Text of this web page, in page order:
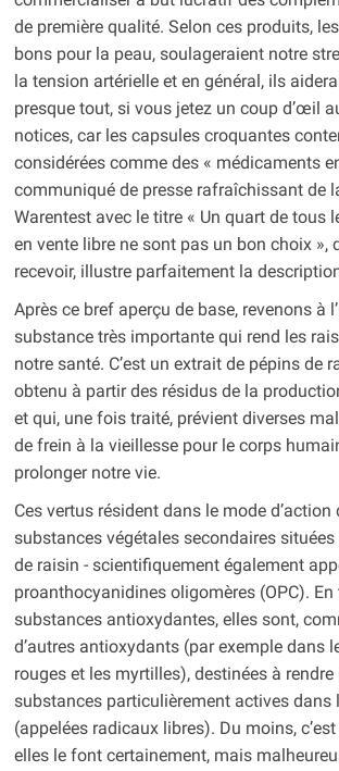
de première qualité. Selon ces produits,
bons pour la peau, soulageraient notre
la tension artérielle et en général, ils
presque tout, si vous jetez un coup d’œil
notices, car les capsules croquantes
considérées comme des « médicaments
communiqué de presse rafraîchissant de
Warentest avec le titre « Un quart de tous
en vente libre ne sont pas un bon choix »,
recevoir, illustre parfaitement la
Après ce bref aperçu de base, revenons à
substance très importante qui rend les
notre santé. C’est un extrait de pépins de
obtenu à partir des résidus de la
et qui, une fois traité, prévient diverses
de frein à la vieillesse pour le corps
prolonger notre vie.
Ces vertus résident dans le mode d’action
substances végétales secondaires
de raisin - scientifiquement également
proanthocyanidines oligomères (OPC).
substances antioxydantes, elles sont,
d’autres antioxydants (par exemple dans
rouges et les myrtilles), destinées à
substances particulièrement actives dans
(appelées radicaux libres). Du moins,
elles le font certainement, mais